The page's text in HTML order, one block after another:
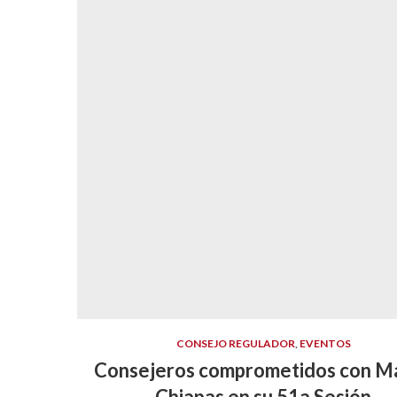
CONSEJO REGULADOR EVENTOS
Consejeros comprometidos con